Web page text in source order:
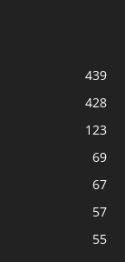
439
428
123
69
67
57
55